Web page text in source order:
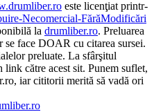
este licenţiat printr-
Necomercial-FărăModificări
la drumliber.ro. Preluarea
face DOAR cu citarea sursei.
preluate. La sfârşitul
către acest sit. Punem suflet,
iar cititorii merită să vadă ori